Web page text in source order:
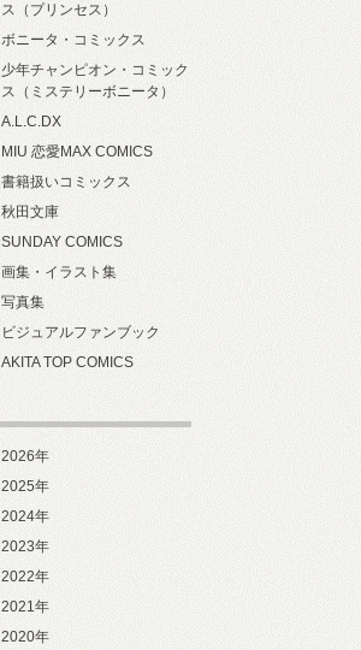
ス（プリンセス）
ボニータ・コミックス
少年チャンピオン・コミック
ス（ミステリーボニータ）
A.L.C.DX
MIU 恋愛MAX COMICS
書籍扱いコミックス
秋田文庫
SUNDAY COMICS
画集・イラスト集
写真集
ビジュアルファンブック
AKITA TOP COMICS
2026年
2025年
2024年
2023年
2022年
2021年
2020年